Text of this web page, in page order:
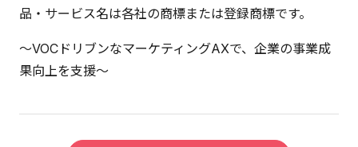
品・サービス名は各社の商標または登録商標です。
～VOCドリブンなマーケティングAXで、企業の事業成
果向上を支援～